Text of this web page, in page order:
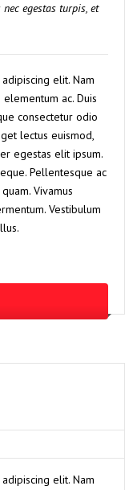
egestas turpis, et
elit. Nam
ac. Duis
consectetur odio
lectus euismod,
egestas elit ipsum.
Pellentesque ac
Vivamus
Vestibulum
elit. Nam